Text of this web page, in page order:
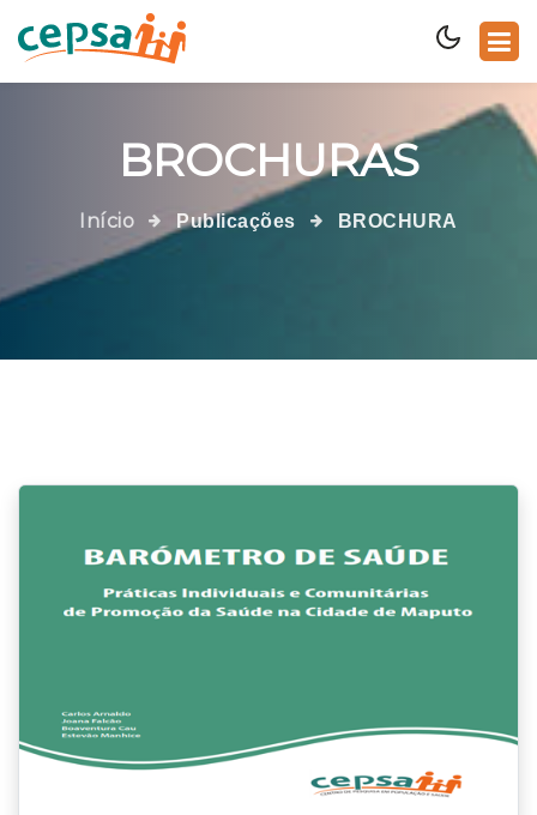
BROCHURAS
Início Publicações BROCHURA